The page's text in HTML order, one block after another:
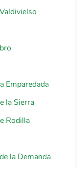
Emparedada
la Sierra
Rodilla
la Demanda